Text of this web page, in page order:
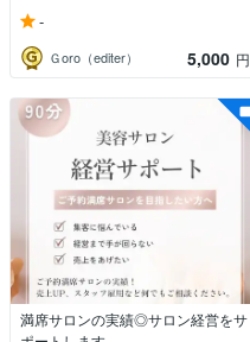
-
Ｇoro（editer） 5,000 円
満席サロンの実績◎サロン経営をサ